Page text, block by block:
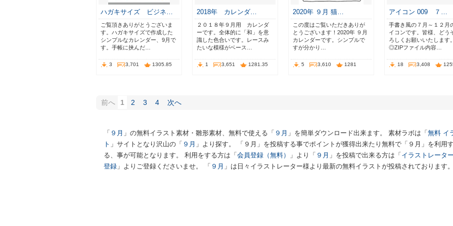
ハガキサイズ ビジネ…
ご覧頂きありがとうございま
す。ハガキサイズで作成した
シンプルなカレンダー、9月で
す。手帳に挟んだ…
3 3,701 1305.85
2018年 カレンダ…
２０１８年９月用 カレンダ
ーです。全体的に「和」を意
識した色合いです。レースみ
たいな模様がベース…
1 3,651 1281.35
2020年 ９月 猫…
この度はご覧いただきありが
とうございます！2020年 ９月
カレンダーです。シンプルで
すが分かり…
5 3,610 1281
アイコン 009 ７…
手書き風の７月～１２月
イコンです。皆様、どう
ろしくお願いいたします。
◎ZIPファイル内容…
18 3,408
前へ 1 2 3 4 次へ
「 ９月 」の無料イラスト素材・雛形素材、無料で使える「 ９月 」を簡単ダウンロード出来ます。 素材ラボは「 無料 イ
ト 」サイトとなり沢山の「 ９月 」より探す。 「９月」を投稿する事でポイントが獲得出来たり無料で「９月」を利用す
る、事が可能となります。 利用をする方は「 会員登録（無料） 」より「 ９月 」を投稿で出来る方は「 イラストレータ
登録 」よりご登録くださいませ。 「 ９月 」は日々イラストレーター様より最新の無料イラストが投稿されております。